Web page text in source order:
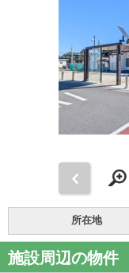
所在地
施設周辺の物件